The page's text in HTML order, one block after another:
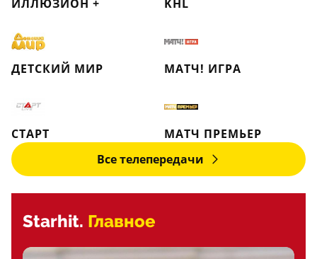
ИЛЛЮЗИОН + KHL
ДЕТСКИЙ МИР МАТЧ! ИГРА
СТАРТ
МАТЧ ПРЕМЬЕР
Все телепередачи
Starhit. Главное